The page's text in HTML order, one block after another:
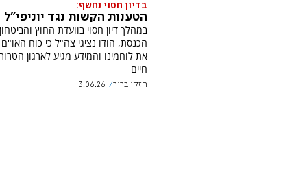
בדיון חסוי נחשף:
הטענות הקשות נגד יוניפי"ל
במהלך דיון חסוי בוועדת החוץ
הכנסת, הודו נציגי צה"ל כי כוח
את לוחמינו והמידע מגיע לארגון
חיים
חזקי ברוך 3.06.26